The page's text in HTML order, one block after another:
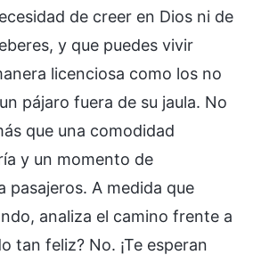
de creer en Dios ni de
y que puedes vivir
licenciosa como los no
pájaro fuera de su jaula. No
que una comodidad
y un momento de
pasajeros. A medida que
analiza el camino frente a
tan feliz? No. ¡Te esperan